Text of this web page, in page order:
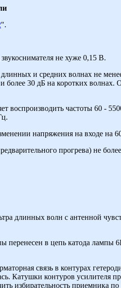
".
не хуже 0,15 В.
и средних волнах не
более 30 дБ на коротких волнах.
воспроизводить частоты 60 -
напряжения на входе на
прогрева) не
длинных волн с антенной
перенесен в цепь катода лампы
связь в контурах
Катушки контуров усилителя
избирательность приемника по